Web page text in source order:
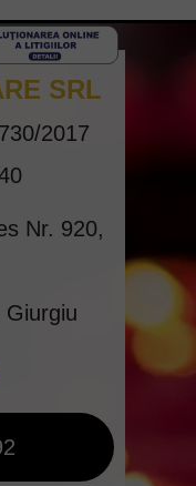
Nr. 920,
Giurgiu
2017
SRL